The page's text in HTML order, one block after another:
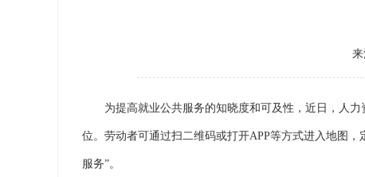
为提高就业公共服务的知晓度和可及性，近日，人
位。劳动者可通过扫二维码或打开APP等方式进入地图
服务”。